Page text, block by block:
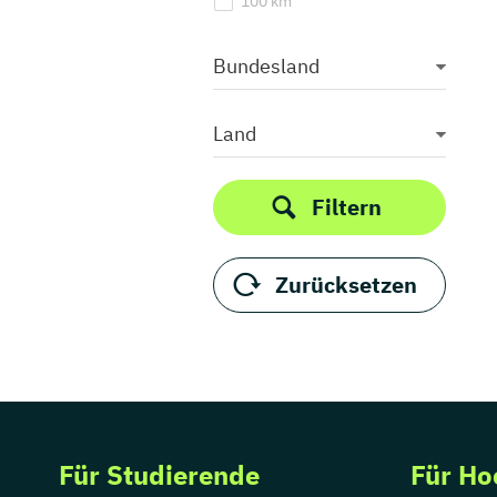
Bundesland
Land
Filtern
Zurücksetzen
Für Studierende Für